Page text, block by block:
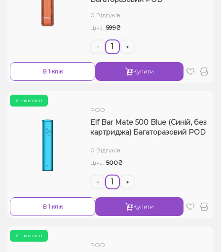
Рідини для електронних сигарет
Уцінка
0 Відгуків
Ціна: 599₴
- +
В 1 клік Купити
У наявності
POD
Elf Bar Mate 500 Blue (Синій, без
картриджа) Багаторазовий POD
0 Відгуків
Ціна: 500₴
- +
В 1 клік Купити
У наявності
POD